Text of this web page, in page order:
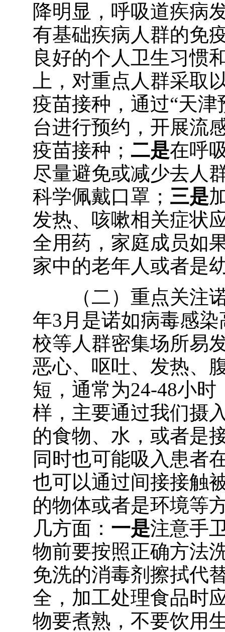
降明显，呼吸道疾病
有基础疾病人群的免
良好的个人卫生习惯
上，对重点人群采取
疫苗接种，通过“天
台进行预约，开展流
疫苗接种； 二是在呼
尽量避免或减少去人
科学佩戴口罩； 三是
发热、咳嗽相关症状
全用药，家庭成员如
家中的老年人或者是
（二）重点关注诺
年3月是诺如病毒感
校等人群密集场所易
恶心、呕吐、发热、
短，通常为24-48小
样，主要通过我们摄
的食物、水，或者是
同时也可能吸入患者
也可以通过间接接触
的物体或者是环境等
几方面： 一是注意手
物前要按照正确方法
免洗的消毒剂擦拭代
全，加工处理食品时
物要煮熟，不要饮用